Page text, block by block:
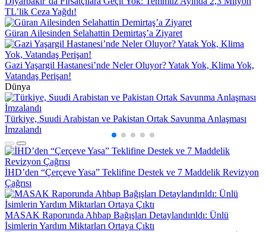
TL’lik Ceza Yağdı!
Güran Ailesinden Selahattin Demirtaş’a Ziyaret
Gazi Yaşargil Hastanesi’nde Neler Oluyor? Yatak Yok, Klima Yok,
Vatandaş Perişan!
Dünya
Türkiye, Suudi Arabistan ve Pakistan Ortak Savunma Anlaşması
İmzalandı
İHD’den “Çerçeve Yasa” Teklifine Destek ve 7 Maddelik Revizyon
Çağrısı
MASAK Raporunda Ahbap Bağışları Detaylandırıldı: Ünlü
İsimlerin Yardım Miktarları Ortaya Çıktı